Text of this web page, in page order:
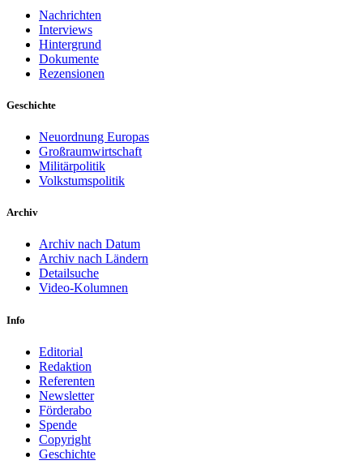
Nachrichten
Interviews
Hintergrund
Dokumente
Rezensionen
Geschichte
Neuordnung Europas
Großraumwirtschaft
Militärpolitik
Volkstumspolitik
Archiv
Archiv nach Datum
Archiv nach Ländern
Detailsuche
Video-Kolumnen
Info
Editorial
Redaktion
Referenten
Newsletter
Förderabo
Spende
Copyright
Geschichte